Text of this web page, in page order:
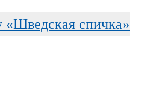
«Шведская спичка»